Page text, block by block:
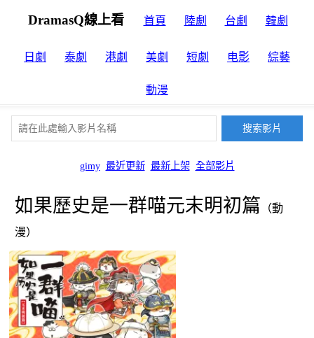
DramasQ線上看 首頁 陸劇 台劇 韓劇
日劇 泰劇 港劇 美劇 短劇 电影 綜藝
動漫
gimy 最近更新 最新上架 全部影片
如果歷史是一群喵元末明初篇 （動
漫）